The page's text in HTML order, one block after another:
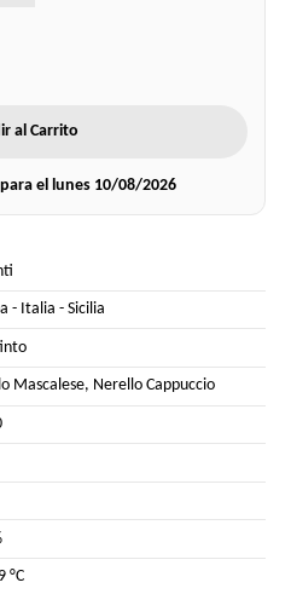
al Carrito
el lunes 10/08/2026
- Italia - Sicilia
Mascalese, Nerello Cappuccio
°C